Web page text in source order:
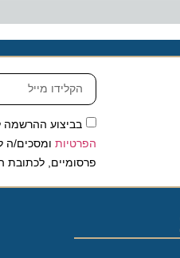
בביצוע ההרשמה
הפרטיותומסכים/ה לקבל
פרסומיים, לכתובת